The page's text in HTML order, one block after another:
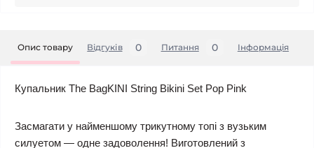
Опис товару Відгуків 0 Питання 0 Iнформація
Купальник The BagKINI String Bikini Set Pop Pink
Засмагати у найменшому трикутному топі з вузьким
силуетом — одне задоволення! Виготовлений з